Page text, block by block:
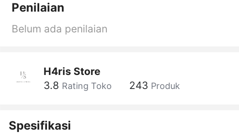
Penilaian
Belum ada penilaian
H4ris Store
3.8 Rating Toko 243 Produk
Spesifikasi